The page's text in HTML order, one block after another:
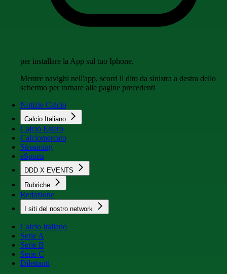
per installare la App sul tuo Iphone.
Mentre navighi nell'app, scorri il dito da sinistra a destra dello
schermo per tornare alle pagine precedenti
Notizie Calcio
Calcio Italiano
Calcio Estero
Calciomercato
Streaming
eSports
DDD X EVENTS
Rubriche
Redazione
I siti del nostro network
Calcio Italiano
Serie A
Serie B
Serie C
Dilettanti